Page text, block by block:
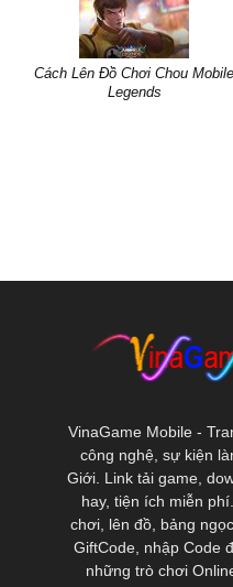
Cách Lên Đồ Chơi Chou Mobile
Legends
VinaGame Mobile -
công nghệ, sự kiện
Giới. Link tải game,
hay, tiện ích miễn
chơi, lên đồ, bảng
GiftCode, nhập Code
những trò chơi